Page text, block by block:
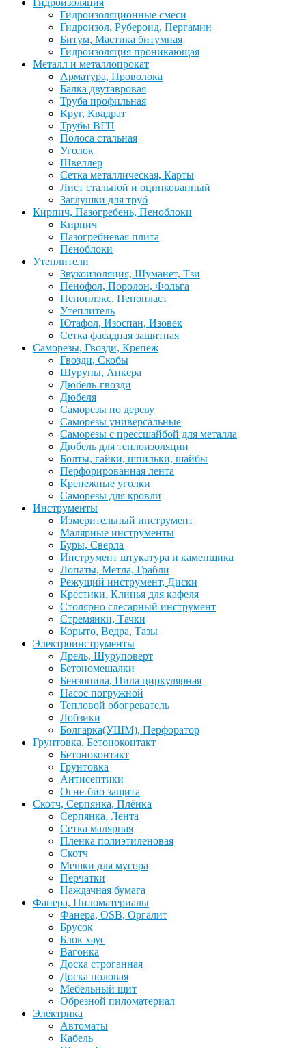
Гидроизоляция
Гидроизоляционные смеси
Гидроизол, Рубероид, Пергамин
Битум, Мастика битумная
Гидроизоляция проникающая
Металл и металлопрокат
Арматура, Проволока
Балка двутавровая
Труба профильная
Круг, Квадрат
Трубы ВГП
Полоса стальная
Уголок
Швеллер
Сетка металлическая, Карты
Лист стальной и оцинкованный
Заглушки для труб
Кирпич, Пазогребень, Пеноблоки
Кирпич
Пазогребневая плита
Пеноблоки
Утеплители
Звукоизоляция, Шуманет, Тзи
Пенофол, Поролон, Фольга
Пеноплэкс, Пенопласт
Утеплитель
Ютафол, Изоспан, Изовек
Сетка фасадная защитная
Саморезы, Гвозди, Крепёж
Гвозди, Скобы
Шурупы, Анкера
Дюбель-гвозди
Дюбеля
Саморезы по дереву
Саморезы универсальные
Саморезы с прессшайбой для металла
Дюбель для теплоизоляции
Болты, гайки, шпильки, шайбы
Перфорированная лента
Крепежные уголки
Саморезы для кровли
Инструменты
Измерительный инструмент
Малярные инструменты
Буры, Сверла
Инструмент штукатура и каменщика
Лопаты, Метла, Грабли
Режущий инструмент, Диски
Крестики, Клинья для кафеля
Столярно слесарный инструмент
Стремянки, Тачки
Корыто, Ведра, Тазы
Электроинструменты
Дрель, Шуруповерт
Бетономешалки
Бензопила, Пила циркулярная
Насос погружной
Тепловой обогреватель
Лобзики
Болгарка(УШМ), Перфоратор
Грунтовка, Бетоноконтакт
Бетоноконтакт
Грунтовка
Антисептики
Огне-био защита
Скотч, Серпянка, Плёнка
Серпянка, Лента
Сетка малярная
Пленка полиэтиленовая
Скотч
Мешки для мусора
Перчатки
Наждачная бумага
Фанера, Пиломатериалы
Фанера, OSB, Оргалит
Брусок
Блок хаус
Вагонка
Доска строганная
Доска половая
Мебельный щит
Обрезной пиломатериал
Электрика
Автоматы
Кабель